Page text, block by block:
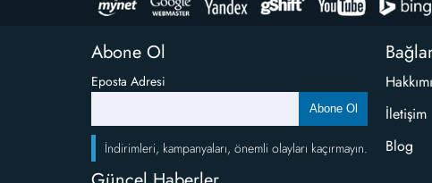
Abone Ol
Eposta Adresi
Abone Ol
İndirimleri, kampanyaları, önemli olayları kaçırmayın.
İletişim
Blog